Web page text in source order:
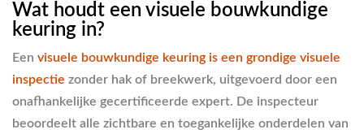
Wat houdt een visuele bouwkundige
keuring in?
Een visuele bouwkundige keuring is een grondige visuele
inspectie zonder hak of breekwerk, uitgevoerd door een
onafhankelijke gecertificeerde expert. De inspecteur
beoordeelt alle zichtbare en toegankelijke onderdelen van